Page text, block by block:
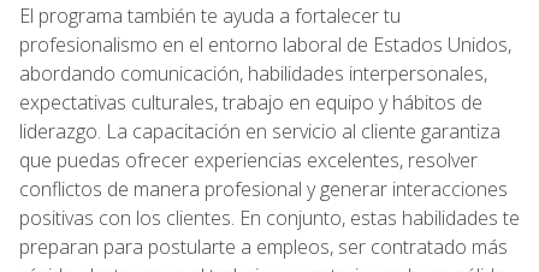
El programa también te ayuda a fortalecer tu
profesionalismo en el entorno laboral de Estados Unidos,
abordando comunicación, habilidades interpersonales,
expectativas culturales, trabajo en equipo y hábitos de
liderazgo. La capacitación en servicio al cliente garantiza
que puedas ofrecer experiencias excelentes, resolver
conflictos de manera profesional y generar interacciones
positivas con los clientes. En conjunto, estas habilidades te
preparan para postularte a empleos, ser contratado más